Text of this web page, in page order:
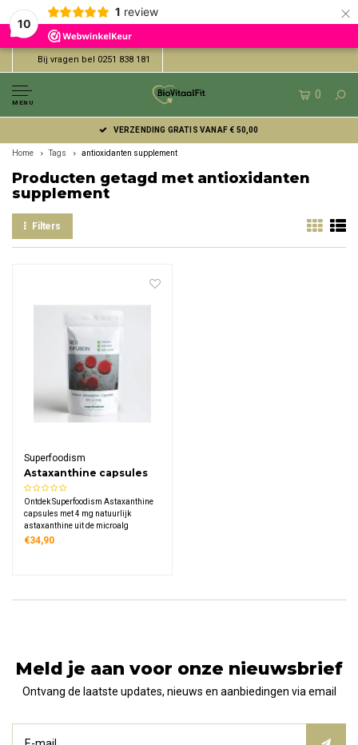
10
1 review ×
Bij vragen bel 0251 838 181
MENU
0
VERZENDING GRATIS VANAF € 50,00
Home Tags antioxidanten supplement
Producten getagd met antioxidanten
supplement
Filters
Superfoodism
Astaxanthine capsules
4mg
Ontdek Superfoodism Astaxanthine
capsules met 4 mg natuurlijk
astaxanthine uit de microalg
Haematococcus pluvialis. Dit
€34,90
Meld je aan voor onze nieuwsbrief
Ontvang de laatste updates, nieuws en aanbiedingen via email